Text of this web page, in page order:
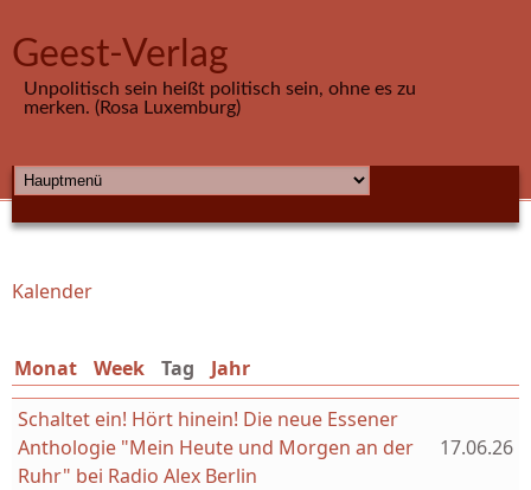
Geest-Verlag
Unpolitisch sein heißt politisch sein, ohne es zu
merken. (Rosa Luxemburg)
HAUPTMENÜ
Sie sind hier
Kalender
Monat Week Tag (aktiver Reiter)
Jahr
Schaltet ein! Hört hinein! Die neue Essener
Anthologie "Mein Heute und Morgen an der
Ruhr" bei Radio Alex Berlin
17.06.26